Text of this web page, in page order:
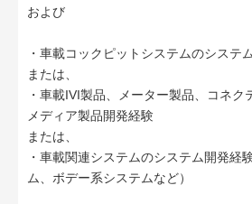
および
・車載コックピットシステムのシステ
または、
・車載IVI製品、メーター製品、コネク
メディア製品開発経験
または、
・車載関連システムのシステム開発経
ム、ボデー系システムなど）